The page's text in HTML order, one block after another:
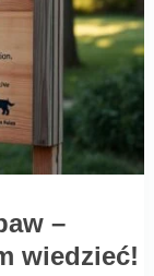
–
wiedzieć!